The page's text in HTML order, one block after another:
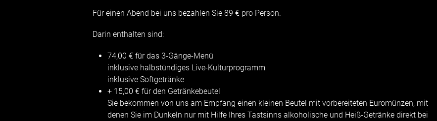
Für einen Abend bei uns bezahlen Sie 89 € pro Person.
Darin enthalten sind:
74,00 € für das 3-Gänge-Menü
inklusive halbstündiges Live-Kulturprogramm
inklusive Softgetränke
+ 15,00 € für den Getränkebeutel
Sie bekommen von uns am Empfang einen kleinen Beutel mit vorbereiteten Euromünzen, mit
denen Sie im Dunkeln nur mit Hilfe Ihres Tastsinns alkoholische und Heiß-Getränke direkt bei